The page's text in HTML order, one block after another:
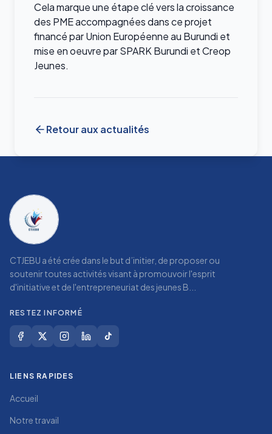
Cela marque une étape clé vers la croissance
des PME accompagnées dans ce projet
financé par Union Européenne au Burundi et
mise en oeuvre par SPARK Burundi et Creop
Jeunes.
Retour aux actualités
CTJEBU a été crée dans le but d’initier, de proposer ou
soutenir toutes activités visant à promouvoir l'esprit
d'initiative et de l'entrepreneuriat des jeunes B...
RESTEZ INFORMÉ
LIENS RAPIDES
Accueil
Notre travail